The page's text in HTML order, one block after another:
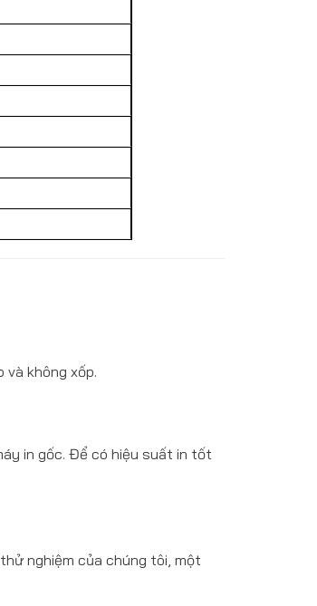
và không xốp.
in gốc. Để có hiệu suất in tốt
nghiệm của chúng tôi, một